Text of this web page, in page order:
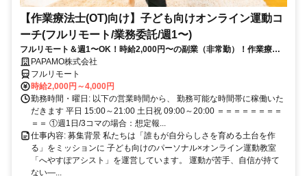
【作業療法士(OT)向け】子ども向けオンライン運動コ
ーチ(フルリモート/業務委託/週1〜)
フルリモート＆週1〜OK！時給2,000円〜の副業（非常勤）！作業療法
士として培ってきた経験を活かしながら、スキマ時間で子どもを支援で
きるお仕事です◎
PAPAMO株式会社
フルリモート
時給2,000円～4,000円
勤務時間・曜日: 以下の営業時間から、 勤務可能な時間帯に稼働いた
だきます 平日 15:00～21:00 土日祝 09:00～20:00 ＝＝＝＝＝＝＝＝
＝＝ ①週1日/3コマの場合：想定報...
仕事内容: 募集背景 私たちは「誰もが自分らしさを育める土台を作
る」をミッションに 子ども向けのパーソナル×オンライン運動教室
「へやすぽアシスト」を運営しています。 運動が苦手、自信が持て
ない—...